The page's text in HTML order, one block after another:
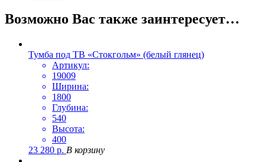
Возможно Вас также заинтересует…
Тумба под ТВ «Стокгольм» (белый глянец)
Артикул:
19009
Ширина:
1800
Глубина:
540
Высота:
400
23 280 р. В корзину